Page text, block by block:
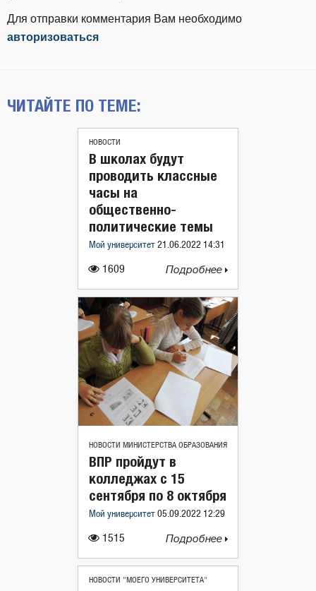
Для отправки комментария Вам необходимо
авторизоваться
ЧИТАЙТЕ ПО ТЕМЕ:
НОВОСТИ
1609
В школах будут
проводить классные
часы на
общественно-
политические темы
Мой университет 21.06.2022 14:31
Подробнее
НОВОСТИ МИНИСТЕРСТВА ОБРАЗОВАНИЯ
1515
ВПР пройдут в
колледжах с 15
сентября по 8 октября
Мой университет 05.09.2022 12:29
Подробнее
НОВОСТИ "МОЕГО УНИВЕРСИТЕТА"